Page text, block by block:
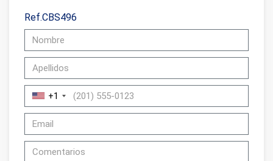
Ref.CBS496
+1